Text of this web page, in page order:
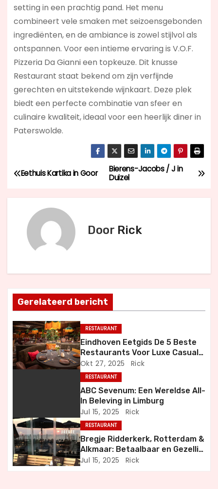
setting in een prachtig pand. Het menu
combineert vele smaken met seizoensgebonden
ingrediënten, en de ambiance is zowel stijlvol als
ontspannen. Voor een intieme ervaring is V.O.F.
Pizzeria Da Gianni een topkeuze. Dit knusse
Restaurant staat bekend om zijn verfijnde
gerechten en uitstekende wijnkaart. Deze plek
biedt een perfecte combinatie van sfeer en
culinaire kwaliteit, ideaal voor een heerlijk diner in
Paterswolde.
B
e
h
t
n
a
v
a
t
i
Bierens-Jacobs / J in
Duizel
Eethuis Kartika in Goor
Door Rick
Gerelateerd bericht
RESTAURANT
Eindhoven Eetgids De 5 Beste
Restaurants Voor Luxe Casual
en Bijzondere Momenten
Okt 27, 2025 Rick
RESTAURANT
ABC Sevenum: Een Wereldse All-
In Beleving in Limburg
Jul 15, 2025 Rick
RESTAURANT
Bregje Ridderkerk, Rotterdam &
Alkmaar: Betaalbaar en Gezellig
Uit Eten
Jul 15, 2025 Rick